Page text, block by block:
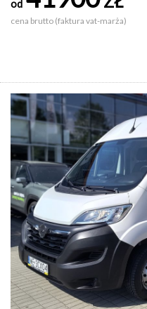
od
cena brutto (faktura vat-marża)